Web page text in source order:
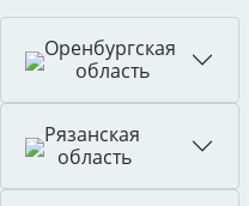
Оренбургская
область
Рязанская
область